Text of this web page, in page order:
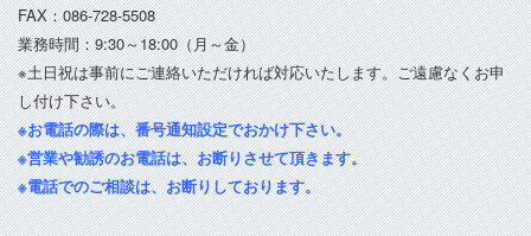
FAX：086-728-5508
業務時間：9:30～18:00（月～金）
※土日祝は事前にご連絡いただければ対応いたします。ご遠慮なくお申
し付け下さい。
※お電話の際は、番号通知設定でおかけ下さい。
※営業や勧誘のお電話は、お断りさせて頂きます。
※電話でのご相談は、お断りしております。